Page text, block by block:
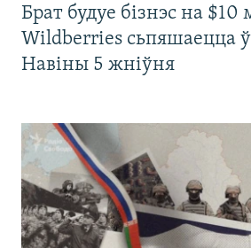
Брат будуе бізнэс на $10
Wildberries сьпяшаецца ў
Навіны 5 жніўня